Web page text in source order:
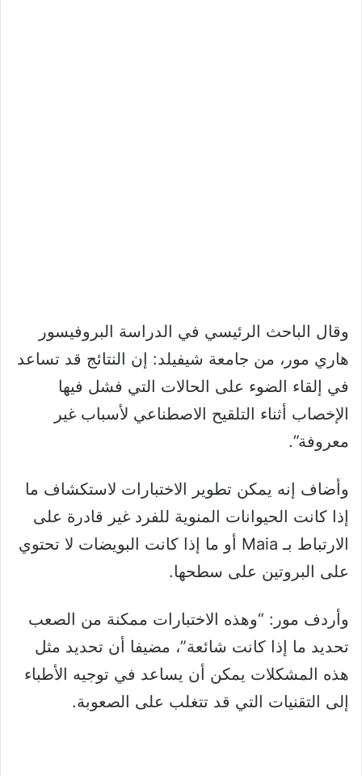
وقال الباحث الرئيسي في الدراسة البروفيسور
هاري مور، من جامعة شيفيلد: إن النتائج قد تساعد
في إلقاء الضوء على الحالات التي فشل فيها
الإخصاب أثناء التلقيح الاصطناعي لأسباب غير
معروفة”.
وأضاف إنه يمكن تطوير الاختبارات لاستكشاف ما
إذا كانت الحيوانات المنوية للفرد غير قادرة على
الارتباط بـ Maia أو ما إذا كانت البويضات لا تحتوي
على البروتين على سطحها.
وأردف مور: “وهذه الاختبارات ممكنة من الصعب
تحديد ما إذا كانت شائعة”، مضيفا أن تحديد مثل
هذه المشكلات يمكن أن يساعد في توجيه الأطباء
إلى التقنيات التي قد تتغلب على الصعوبة.